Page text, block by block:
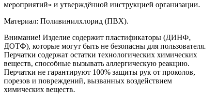
мероприятий» и утверждённой инструкцией организации.
Материал: Поливинилхлорид (ПВХ).
Внимание! Изделие содержит пластификаторы (ДИНФ,
ДОТФ), которые могут быть не безопасны для пользователя.
Перчатки содержат остатки технологических химических
веществ, способные вызывать аллергическую реакцию.
Перчатки не гарантируют 100% защиты рук от проколов,
порезов и повреждений, вызванных воздействием
химических веществ.